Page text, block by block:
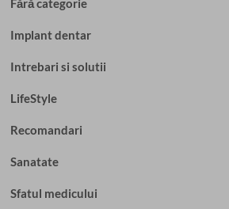
Fără categorie
Implant dentar
Intrebari si solutii
LifeStyle
Recomandari
Sanatate
Sfatul medicului